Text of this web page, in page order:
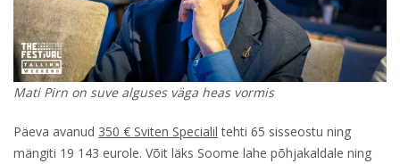
Mati Pirn on suve alguses väga heas vormis
Päeva avanud 350 € Sviten Specialil tehti 65 sisseostu ning
mängiti 19 143 eurole. Võit läks Soome lahe põhjakaldale ning